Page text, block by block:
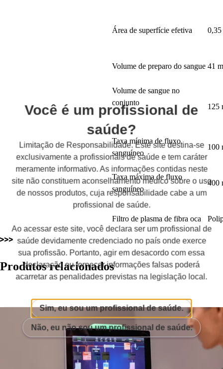
Área de superfície efetiva 0,35
Volume de preparo do sangue 41
Volume de sangue no
conjunto
125
Taxa mínima de fluxo
sanguíneo
100
Taxa máxima de fluxo
sanguíneo
400
Filtro de plasma de fibra oca
Produtos relacionados
Você é um profissional de
saúde?
Limitação de Responsabilidade. Este site destina-se
exclusivamente a profissionais de saúde e tem caráter
meramente informativo. As informações contidas neste
site não constituem aconselhamento médico sobre o uso
de nossos produtos, cuja responsabilidade cabe a um
profissional de saúde.
Ao acessar este site, você declara ser um profissional de
saúde devidamente credenciado no país onde exerce
sua profissão. Portanto, agir em desacordo com essa
declaração ou fornecer informações falsas poderá
acarretar as penalidades previstas na legislação local.
Sim, eu sou um profissional de saúde.
Não, eu não sou um profissional de saúde.